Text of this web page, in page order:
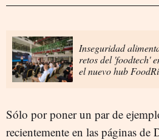
Inseguridad
retos del 'foodtech'
el nuevo hub
Sólo por poner un par de
recientemente en las páginas